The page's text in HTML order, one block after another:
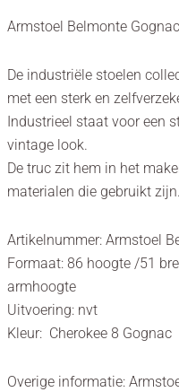
Armstoel Belmonte Gognac
De industriële stoelen
met een sterk en
Industrieel staat voor een
vintage look.
De truc zit hem in het
materialen die gebruikt zijn.
Artikelnummer: Armstoel
Formaat: 86 hoogte /51
armhoogte
Uitvoering: nvt
Kleur: Cherokee 8 Gognac
Overige informatie: